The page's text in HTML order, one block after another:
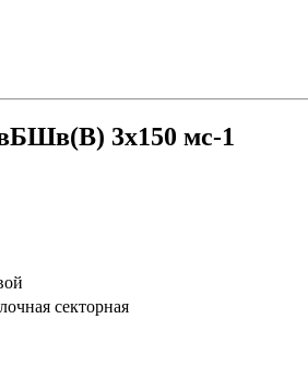
3х150 мс-1
секторная